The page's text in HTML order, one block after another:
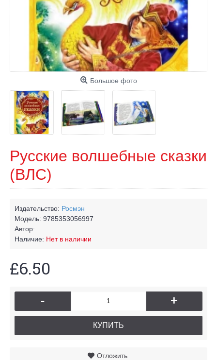
Большое фото
Русские волшебные сказки
(ВЛС)
Издательство: Росмэн
Модель: 9785353056997
Автор:
Наличие: Нет в наличии
£6.50
- +
КУПИТЬ
Отложить